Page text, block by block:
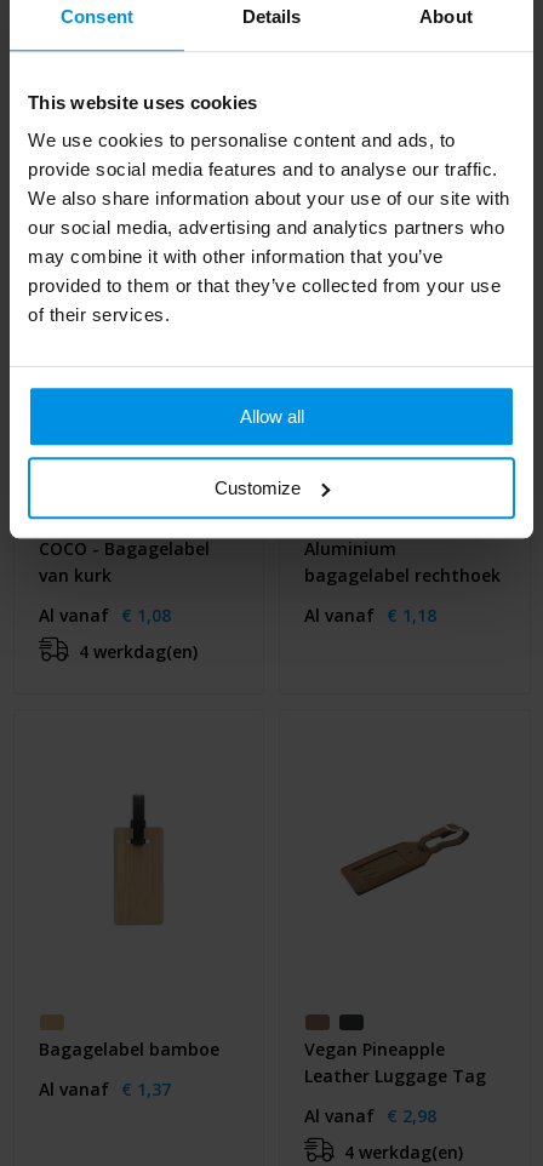
Consent Details About
This website uses cookies
We use cookies to personalise content and ads, to
provide social media features and to analyse our traffic.
We also share information about your use of our site with
our social media, advertising and analytics partners who
may combine it with other information that you’ve
provided to them or that they’ve collected from your use
of their services.
Allow all
Customize
River gerecycled
bagagelabel met
Al vanaf € 0,99
4 werkdag(en)
OVALIS - Bagagelabel
4 werkdag(en)
COCO - Bagagelabel
van kurk
Al vanaf € 1,08
4 werkdag(en)
Aluminium
bagagelabel rechthoek
Al vanaf € 1,18
Bagagelabel bamboe
Al vanaf € 1,37
Vegan Pineapple
Leather Luggage Tag
Al vanaf € 2,98
4 werkdag(en)